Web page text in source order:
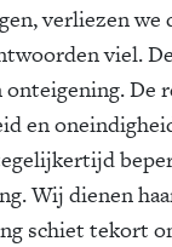
verliezen we
viel.
De
en
Wij dienen
schiet tekort